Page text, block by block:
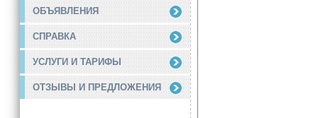
ОБЪЯВЛЕНИЯ
СПРАВКА
УСЛУГИ И ТАРИФЫ
ОТЗЫВЫ И ПРЕДЛОЖЕНИЯ